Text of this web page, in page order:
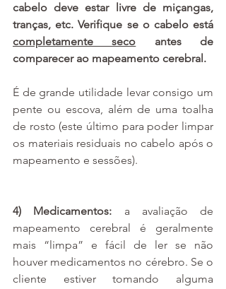
cabelo deve estar livre de miçangas,
completamente seco antes de
comparecer ao mapeamento cerebral.
É de grande utilidade levar consigo um
pente ou escova, além de uma toalha
de rosto (este último para poder limpar
os materiais residuais no cabelo após o
mapeamento e sessões).
4) Medicamentos: a avaliação de
mapeamento cerebral é geralmente
mais “limpa” e fácil de ler se não
houver medicamentos no cérebro. Se o
cliente estiver tomando alguma